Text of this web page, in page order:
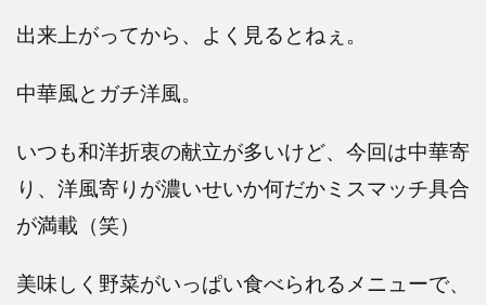
出来上がってから、よく見るとねぇ。
中華風とガチ洋風。
いつも和洋折衷の献立が多いけど、今回は中華寄
り、洋風寄りが濃いせいか何だかミスマッチ具合
が満載（笑）
美味しく野菜がいっぱい食べられるメニューで、